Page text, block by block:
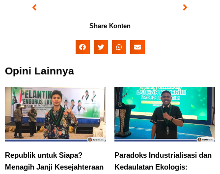
Prev Next
Share Konten
Opini Lainnya
Republik untuk Siapa?
Menagih Janji Kesejahteraan
Paradoks Industrialisasi dan
Kedaulatan Ekologis: